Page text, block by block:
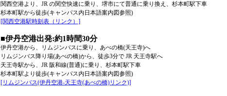
関西空港より、JR の関空快速に乗り、堺市にて普通に乗り換え、杉本町駅下車
杉本町駅から徒歩(キャンパス内日本語案内図参照)
[関西空港駅時刻表（リンク）]
■伊丹空港出発:約1時間30分
伊丹空港から、リムジンバスに乗り、あべの橋(天王寺)へ
リムジンバス降り場(あべの橋)から、徒歩3分で JR 天王寺駅へ
天王寺駅から、JR 阪和線(普通)に乗り、杉本町駅下車
杉本町駅より徒歩(キャンパス内日本語案内図参照)
[リムジンバス(伊丹空港-天王寺(あべの橋)リンク)]